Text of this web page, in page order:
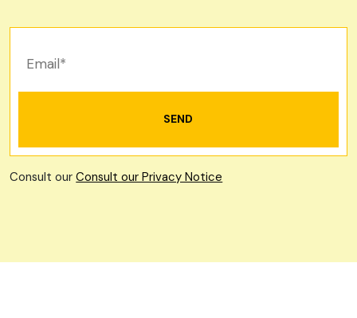
Consult ourConsult our Privacy Notice